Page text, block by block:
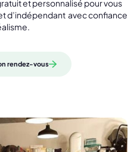
etpersonnalisé pour vous
d’indépendant avecconfiance
rendez-vous